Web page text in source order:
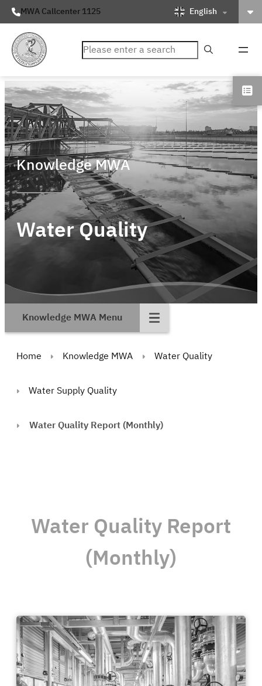
MWA Callcenter 1125 English
ค้นหา
Knowledge MWA
Water Quality
Knowledge MWA Menu
Home Knowledge MWA Water Quality
Water Supply Quality
Water Quality Report (Monthly)
Water Quality Report
(Monthly)